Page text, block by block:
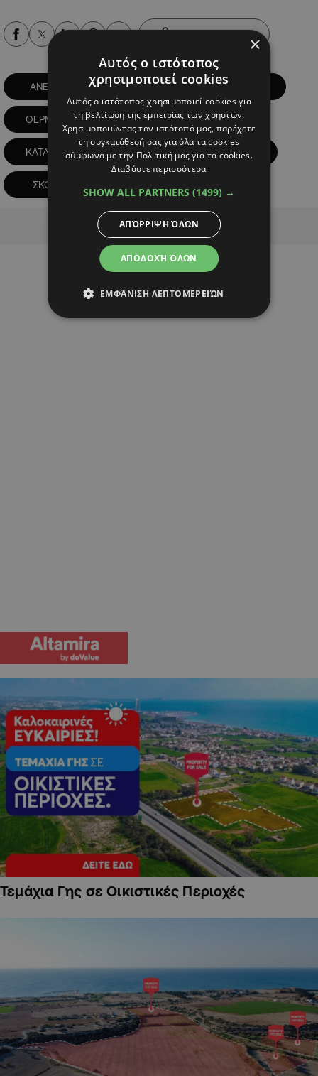
ΑΝΕΜΟΙ ΒΡΟΧΕΣ ΕΚΛΟΓΕΣ
ΘΕΡΜΟΚΡΑΣΙΕΣ ΚΑΙΡΟΣ
ΚΑΤΑΙΓΙΔΕΣ ΜΕΤΕΩΡΟΛΟΓΙΚΗ ΥΠΗΡΕΣΙΑ
ΣΚΟΝΗ
Advertisement
Τεμάχια Γης σε Οικιστικές Περιοχές
×
Αυτός ο ιστότοπος
χρησιμοποιεί cookies
Αυτός ο ιστότοπος χρησιμοποιεί cookies για
τη βελτίωση της εμπειρίας των χρηστών.
Χρησιμοποιώντας τον ιστότοπό μας, παρέχετε
τη συγκατάθεσή σας για όλα τα cookies
σύμφωνα με την Πολιτική μας για τα cookies.
Διαβάστε περισσότερα
SHOW ALL PARTNERS (1499) →
ΑΠΟΔΟΧΉ ΌΛΩΝ
ΑΠΌΡΡΙΨΗ ΌΛΩΝ
ΕΜΦΆΝΙΣΗ ΛΕΠΤΟΜΕΡΕΙΏΝ